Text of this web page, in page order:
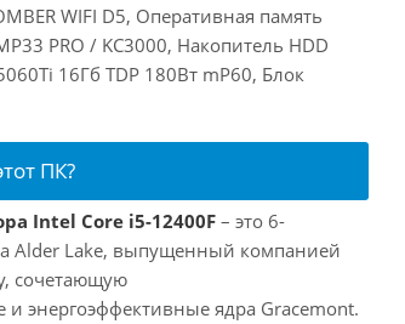
WIFI D5, Оперативная память
PRO / KC3000, Накопитель HDD
16Гб TDP 180Вт mP60, Блок
ПК?
Intel Core i5-12400F – это 6-
Alder Lake, выпущенный компанией
сочетающую
энергоэффективные ядра Gracemont.